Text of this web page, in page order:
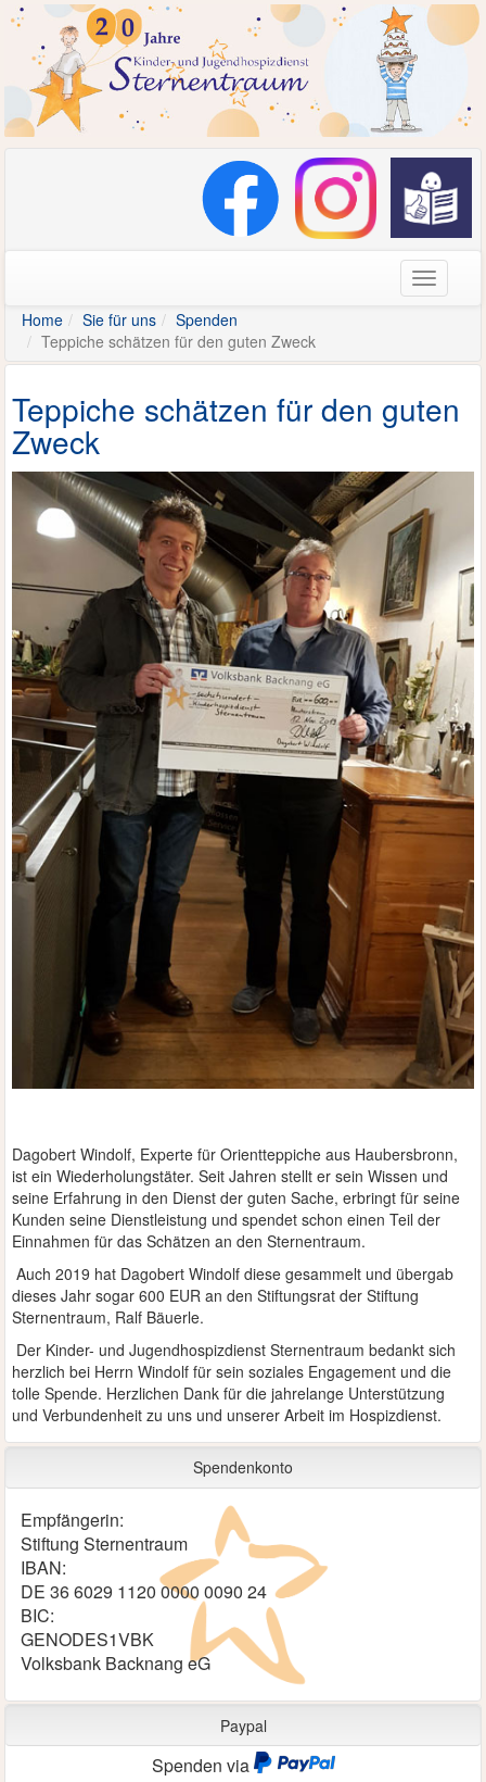
Home
Sie für uns
Spenden
Teppiche schätzen für den guten Zweck
Teppiche schätzen für den guten
Zweck
Dagobert Windolf, Experte für Orientteppiche aus Haubersbronn,
ist ein Wiederholungstäter. Seit Jahren stellt er sein Wissen und
seine Erfahrung in den Dienst der guten Sache, erbringt für seine
Kunden seine Dienstleistung und spendet schon einen Teil der
Einnahmen für das Schätzen an den Sternentraum.
Auch 2019 hat Dagobert Windolf diese gesammelt und übergab
dieses Jahr sogar 600 EUR an den Stiftungsrat der Stiftung
Sternentraum, Ralf Bäuerle.
Der Kinder- und Jugendhospizdienst Sternentraum bedankt sich
herzlich bei Herrn Windolf für sein soziales Engagement und die
tolle Spende. Herzlichen Dank für die jahrelange Unterstützung
und Verbundenheit zu uns und unserer Arbeit im Hospizdienst.
Spendenkonto
Empfängerin:
Stiftung Sternentraum
IBAN:
DE 36 6029 1120 0000 0090 24
BIC:
GENODES1VBK
Volksbank Backnang eG
Paypal
Spenden via